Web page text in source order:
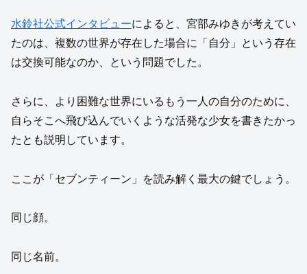
水鈴社公式インタビューによると、宮部みゆきが考えてい
たのは、複数の世界が存在した場合に「自分」という存在
は交換可能なのか、という問題でした。
さらに、より困難な世界にいるもう一人の自分のために、
自らそこへ飛び込んでいくような活発な少女を書きたかっ
たとも説明しています。
ここが「セブンティーン」を読み解く最大の鍵でしょう。
同じ顔。
同じ名前。